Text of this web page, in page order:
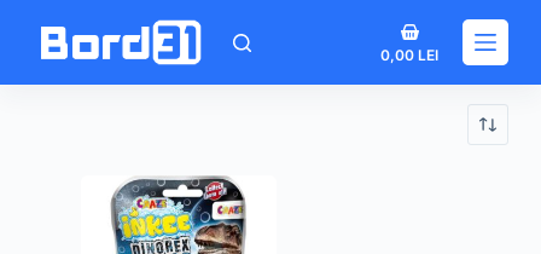
Coș
de
cumpărături
0,00LEI